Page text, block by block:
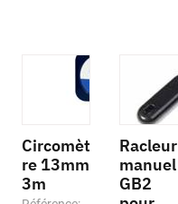
Circomèt
re 13mm
3m
Racleur
manuel
GB2